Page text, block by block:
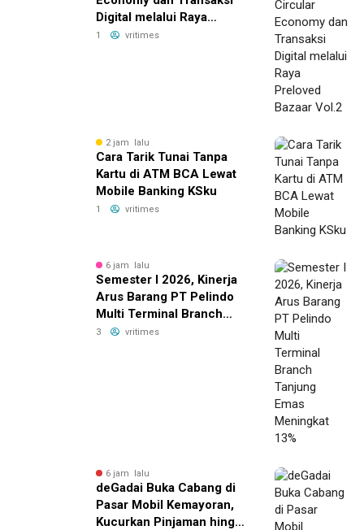
Digital melalui Raya
Preloved Bazaar Vol.2
1 vritimes
2 jam lalu
Cara Tarik Tunai Tanpa
Kartu di ATM BCA Lewat
Mobile Banking KSku
1 vritimes
6 jam lalu
Semester I 2026, Kinerja
Arus Barang PT Pelindo
Multi Terminal Branch
Tanjung Emas Meningkat
3 vritimes
6 jam lalu
deGadai Buka Cabang di
Pasar Mobil Kemayoran,
Kucurkan Pinjaman hingga